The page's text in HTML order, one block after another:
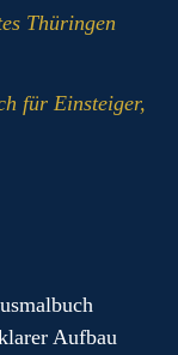
Thüringen
für Einsteiger,
Aufbau